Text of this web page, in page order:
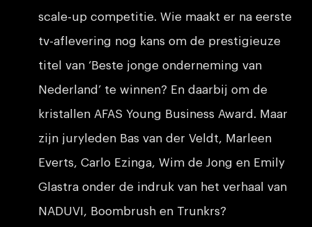
scale-up competitie. Wie maakt er na eerste
tv-aflevering nog kans om de prestigieuze
titel van ‘Beste jonge onderneming van
Nederland’ te winnen? En daarbij om de
kristallen AFAS Young Business Award. Maar
zijn juryleden Bas van der Veldt, Marleen
Everts, Carlo Ezinga, Wim de Jong en Emily
Glastra onder de indruk van het verhaal van
NADUVI, Boombrush en Trunkrs?